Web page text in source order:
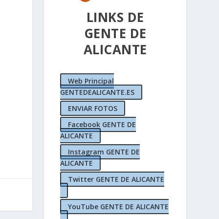
LINKS DE
GENTE DE
ALICANTE
Web Principal
GENTEDEALICANTE.ES
ENVIAR FOTOS
Facebook GENTE DE
ALICANTE
Instagram GENTE DE
ALICANTE
Twitter GENTE DE ALICANTE
YouTube GENTE DE ALICANTE